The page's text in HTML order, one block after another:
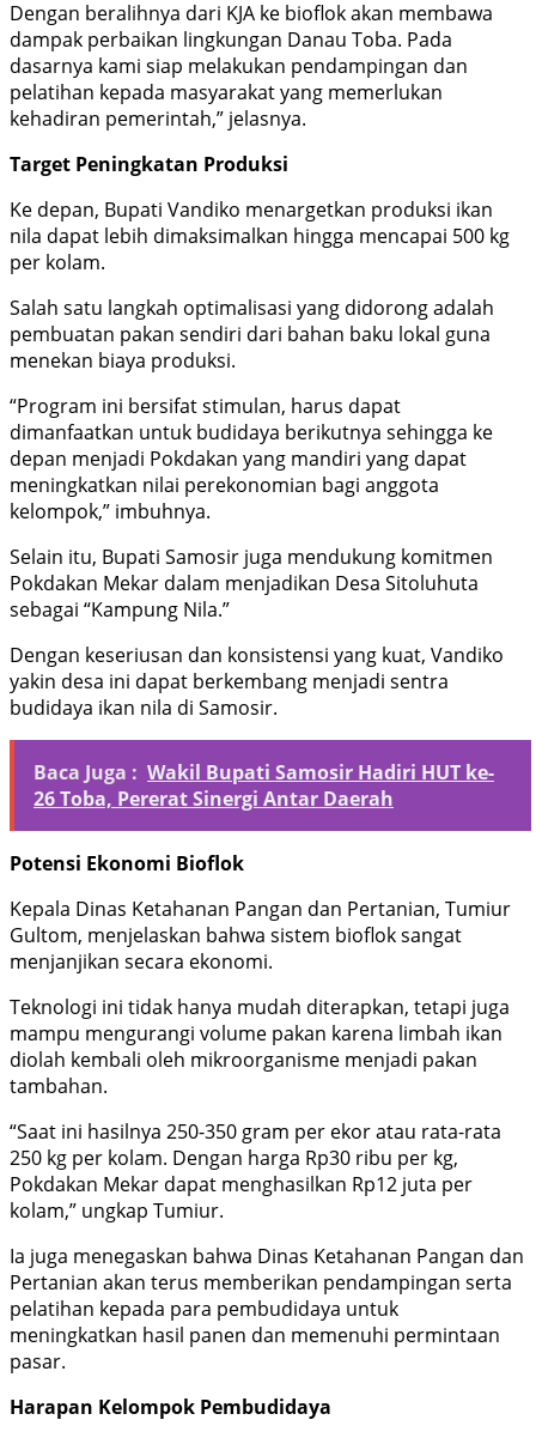
Dengan beralihnya dari KJA ke bioflok akan membawa
dampak perbaikan lingkungan Danau Toba. Pada
dasarnya kami siap melakukan pendampingan dan
pelatihan kepada masyarakat yang memerlukan
kehadiran pemerintah,” jelasnya.
Target Peningkatan Produksi
Ke depan, Bupati Vandiko menargetkan produksi ikan
nila dapat lebih dimaksimalkan hingga mencapai 500 kg
per kolam.
Salah satu langkah optimalisasi yang didorong adalah
pembuatan pakan sendiri dari bahan baku lokal guna
menekan biaya produksi.
“Program ini bersifat stimulan, harus dapat
dimanfaatkan untuk budidaya berikutnya sehingga ke
depan menjadi Pokdakan yang mandiri yang dapat
meningkatkan nilai perekonomian bagi anggota
kelompok,” imbuhnya.
Selain itu, Bupati Samosir juga mendukung komitmen
Pokdakan Mekar dalam menjadikan Desa Sitoluhuta
sebagai “Kampung Nila.”
Dengan keseriusan dan konsistensi yang kuat, Vandiko
yakin desa ini dapat berkembang menjadi sentra
budidaya ikan nila di Samosir.
Baca Juga : Wakil Bupati Samosir Hadiri HUT ke-
26 Toba, Pererat Sinergi Antar Daerah
Potensi Ekonomi Bioflok
Kepala Dinas Ketahanan Pangan dan Pertanian, Tumiur
Gultom, menjelaskan bahwa sistem bioflok sangat
menjanjikan secara ekonomi.
Teknologi ini tidak hanya mudah diterapkan, tetapi juga
mampu mengurangi volume pakan karena limbah ikan
diolah kembali oleh mikroorganisme menjadi pakan
tambahan.
“Saat ini hasilnya 250-350 gram per ekor atau rata-rata
250 kg per kolam. Dengan harga Rp30 ribu per kg,
Pokdakan Mekar dapat menghasilkan Rp12 juta per
kolam,” ungkap Tumiur.
Ia juga menegaskan bahwa Dinas Ketahanan Pangan dan
Pertanian akan terus memberikan pendampingan serta
pelatihan kepada para pembudidaya untuk
meningkatkan hasil panen dan memenuhi permintaan
pasar.
Harapan Kelompok Pembudidaya